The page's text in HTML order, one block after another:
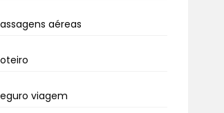
aéreas
viagem